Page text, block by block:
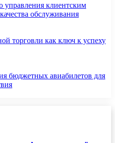
управления клиентским
обслуживания
торговли как ключ к успеху
бюджетных авиабилетов для